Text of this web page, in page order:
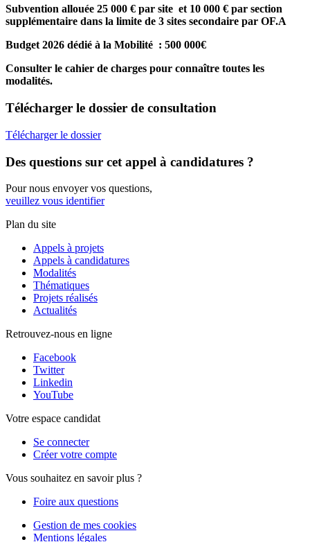
Subvention allouée 25 000 € par site et 10 000 € par section
supplémentaire dans la limite de 3 sites secondaire par OF.A
Budget 2026 dédié à la Mobilité : 500 000€
Consulter le cahier de charges pour connaître toutes les
modalités.
Télécharger le dossier de consultation
Télécharger le dossier
Des questions sur cet appel à candidatures ?
Pour nous envoyer vos questions,
veuillez vous identifier
Plan du site
Appels à projets
Appels à candidatures
Modalités
Thématiques
Projets réalisés
Actualités
Retrouvez-nous en ligne
Facebook
Twitter
Linkedin
YouTube
Votre espace candidat
Se connecter
Créer votre compte
Vous souhaitez en savoir plus ?
Foire aux questions
Gestion de mes cookies
Mentions légales